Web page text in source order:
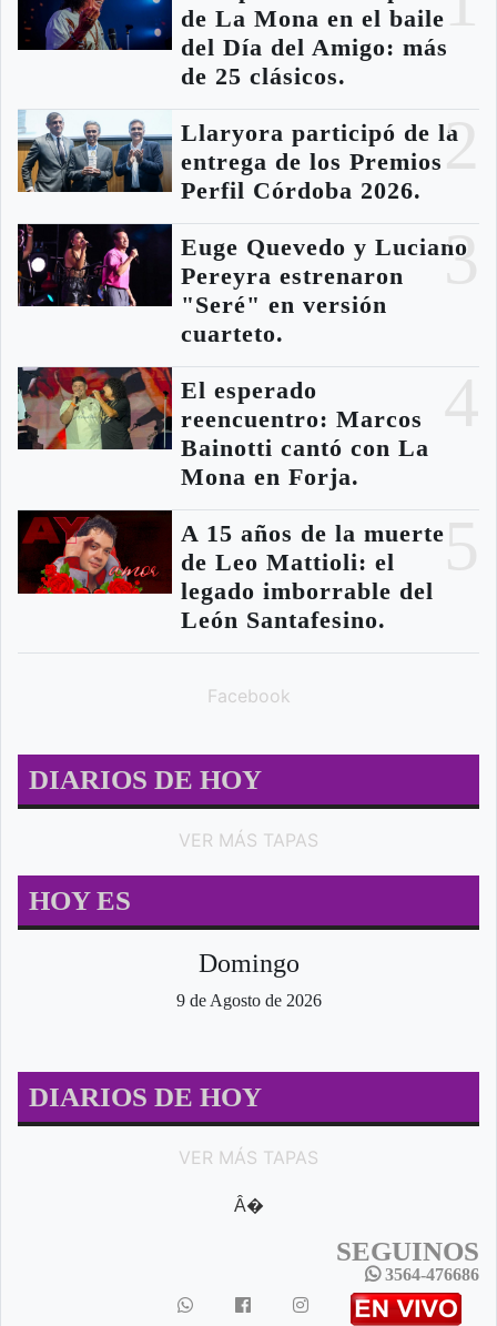
de La Mona en el baile
del Día del Amigo: más
de 25 clásicos.
2
Llaryora participó de la
entrega de los Premios
Perfil Córdoba 2026.
3
Euge Quevedo y Luciano
Pereyra estrenaron
"Seré" en versión
cuarteto.
El esperado
reencuentro: Marcos
Bainotti cantó con La
Mona en Forja.
A 15 años de la muerte
de Leo Mattioli: el
legado imborrable del
León Santafesino.
Facebook
DIARIOS DE HOY
VER MÁS TAPAS
HOY ES
Domingo
9 de Agosto de 2026
DIARIOS DE HOY
VER MÁS TAPAS
Â�
SEGUINOS
3564-476686